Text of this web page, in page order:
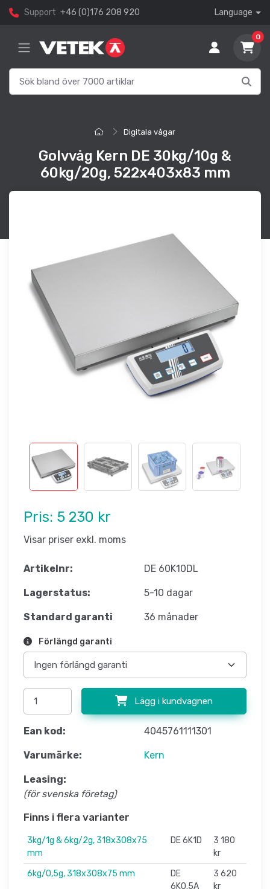
Support +46 (0)176 208 920 Language
0
Digitala vågar
Golvvåg Kern DE 30kg/10g &
60kg/20g, 522x403x83 mm
Pris: 5 230 kr
Visar priser exkl. moms
Artikelnr: DE 60K10DL
Lagerstatus: 5-10 dagar
Standard garanti 36 månader
Förlängd garanti
Lägg i kundvagnen
Ean kod: 4045761111301
Varumärke: Kern
Leasing:
(för svenska företag)
Finns i flera varianter
3kg/1g & 6kg/2g, 318x308x75
mm
DE 6K1D
3 180
kr
6kg/0,5g, 318x308x75 mm
DE
6K0.5A
3 620
kr